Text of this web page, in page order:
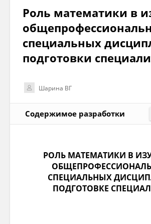
Роль математики в
специальных
подготовки
Шарина ВГ
Содержимое разработки
РОЛЬ МАТЕМАТИКИ В
СПЕЦИАЛЬНЫХ
ПОДГОТОВКЕ